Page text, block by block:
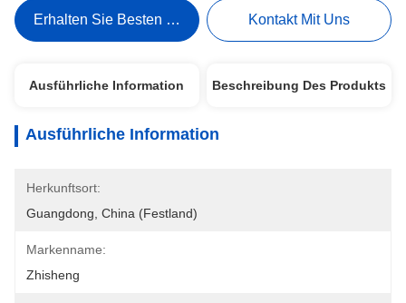
Erhalten Sie Besten Preis Kontakt Mit Uns
Ausführliche Information Beschreibung Des Produkts
Ausführliche Information
Herkunftsort:
Guangdong, China (Festland)
Markenname:
Zhisheng